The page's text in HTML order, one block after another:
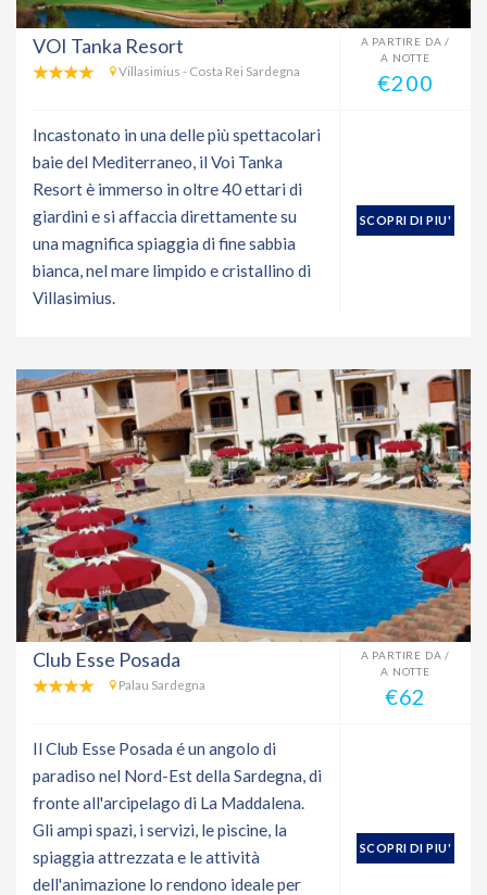
VOI Tanka Resort
Villasimius - Costa Rei Sardegna
A PARTIRE DA /
A NOTTE
€200
Incastonato in una delle più spettacolari
baie del Mediterraneo, il Voi Tanka
Resort è immerso in oltre 40 ettari di
giardini e si affaccia direttamente su
una magnifica spiaggia di fine sabbia
bianca, nel mare limpido e cristallino di
Villasimius.
SCOPRI DI PIU'
Club Esse Posada
Palau Sardegna
A PARTIRE DA /
A NOTTE
€62
Il Club Esse Posada é un angolo di
paradiso nel Nord-Est della Sardegna, di
fronte all'arcipelago di La Maddalena.
Gli ampi spazi, i servizi, le piscine, la
spiaggia attrezzata e le attività
dell'animazione lo rendono ideale per
SCOPRI DI PIU'